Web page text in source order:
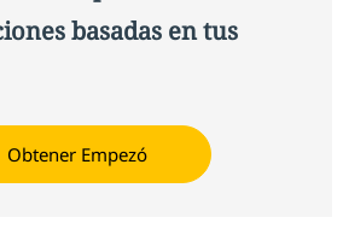
basadas en tus
Obtener Empezó